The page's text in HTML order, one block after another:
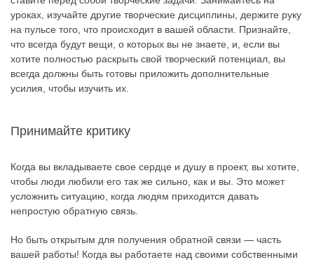
уроках, изучайте другие творческие дисциплины, держите руку
на пульсе того, что происходит в вашей области. Признайте,
что всегда будут вещи, о которых вы не знаете, и, если вы
хотите полностью раскрыть свой творческий потенциал, вы
всегда должны быть готовы приложить дополнительные
усилия, чтобы изучить их.
Принимайте критику
Когда вы вкладываете свое сердце и душу в проект, вы хотите,
чтобы люди любили его так же сильно, как и вы. Это может
усложнить ситуацию, когда людям приходится давать
непростую обратную связь.
Но быть открытым для получения обратной связи — часть
вашей работы! Когда вы работаете над своими собственными